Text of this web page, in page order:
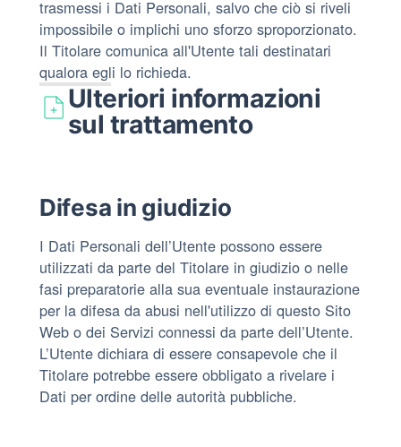
trasmessi i Dati Personali, salvo che ciò si riveli
impossibile o implichi uno sforzo sproporzionato.
Il Titolare comunica all'Utente tali destinatari
qualora egli lo richieda.
Ulteriori informazioni
sul trattamento
Difesa in giudizio
I Dati Personali dell’Utente possono essere
utilizzati da parte del Titolare in giudizio o nelle
fasi preparatorie alla sua eventuale instaurazione
per la difesa da abusi nell'utilizzo di questo Sito
Web o dei Servizi connessi da parte dell’Utente.
L’Utente dichiara di essere consapevole che il
Titolare potrebbe essere obbligato a rivelare i
Dati per ordine delle autorità pubbliche.